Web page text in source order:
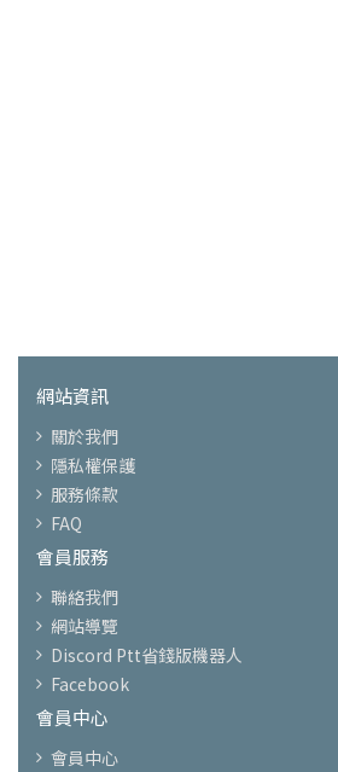
網站資訊
關於我們
隱私權保護
服務條款
FAQ
會員服務
聯絡我們
網站導覽
Discord Ptt省錢版機器人
Facebook
會員中心
會員中心